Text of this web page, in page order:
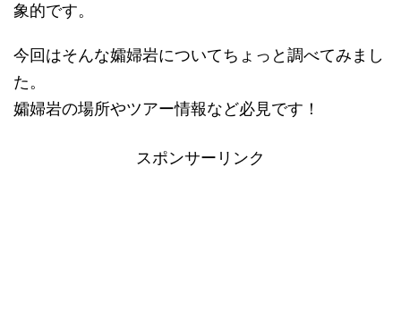
象的です。
今回はそんな孀婦岩についてちょっと調べてみまし
た。
孀婦岩の場所やツアー情報など必見です！
スポンサーリンク